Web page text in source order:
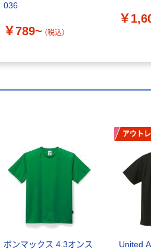
036
￥789~ （税込）
￥
ボンマックス 4.3オンス
アウト
United